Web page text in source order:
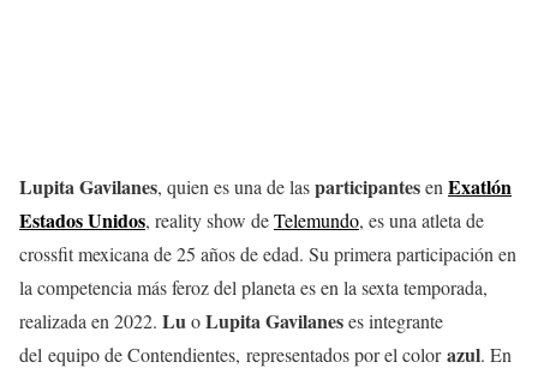
Lupita Gavilanes, quien es una de lasparticipantesen Exatlón
Estados Unidos, reality show deTelemundo, es una atleta de
crossfit mexicana de 25 años de edad. Su primera participación en
la competencia más feroz del planeta es en la sexta temporada,
realizada en 2022. LuoLupita Gavilaneses integrante
del equipo de Contendientes, representados por el colorazul. En